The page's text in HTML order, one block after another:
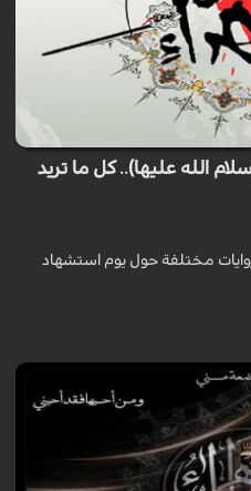
الله عليها).. كل ما تريد
مختلفة حول يوم استشهاد